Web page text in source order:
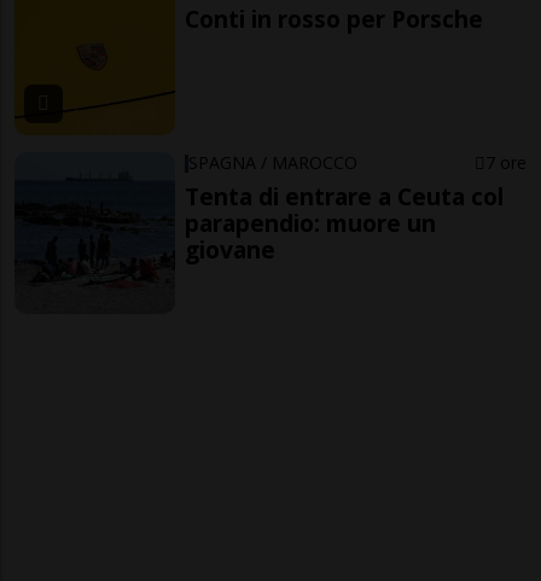
Conti in rosso per Porsche
SPAGNA / MAROCCO 7 ore
Tenta di entrare a Ceuta col
parapendio: muore un
giovane